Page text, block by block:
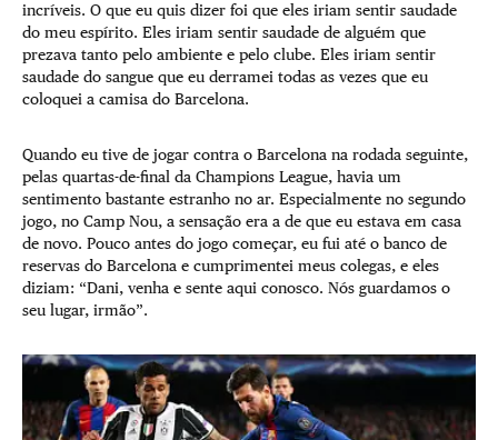
incríveis. O que eu quis dizer foi que eles iriam sentir saudade
do meu espírito. Eles iriam sentir saudade de alguém que
prezava tanto pelo ambiente e pelo clube. Eles iriam sentir
saudade do sangue que eu derramei todas as vezes que eu
coloquei a camisa do Barcelona.
Quando eu tive de jogar contra o Barcelona na rodada seguinte,
pelas quartas-de-final da Champions League, havia um
sentimento bastante estranho no ar. Especialmente no segundo
jogo, no Camp Nou, a sensação era a de que eu estava em casa
de novo. Pouco antes do jogo começar, eu fui até o banco de
reservas do Barcelona e cumprimentei meus colegas, e eles
diziam: “Dani, venha e sente aqui conosco. Nós guardamos o
seu lugar, irmão”.